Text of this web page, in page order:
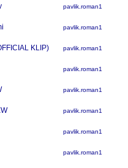
pavlik.roman1
pavlik.roman1
KLIP) pavlik.roman1
pavlik.roman1
pavlik.roman1
pavlik.roman1
pavlik.roman1
pavlik.roman1